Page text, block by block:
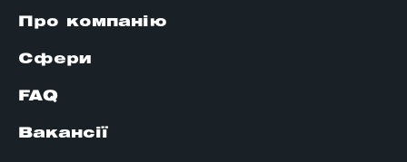
Про компанію
Сфери
FAQ
Вакансії